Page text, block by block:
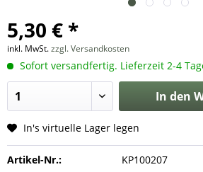
5,30 € *
inkl. MwSt.zzgl. Versandkosten
Sofort versandfertig. Lieferzeit 2-4
In den
In's virtuelle Lager legen
Artikel-Nr.:
KP100207